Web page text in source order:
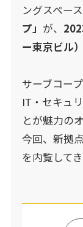
ングスペー
プ」 が、
ー東京ビル
サーブコー
IT・セキュ
とが魅力の
今回、新拠点
を内覧して